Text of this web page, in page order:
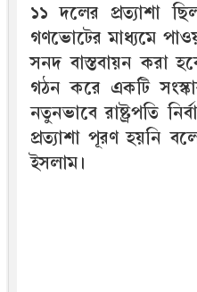
১১ দলের প্রত্যাশা
গণভোটের মাধ্যমে
সনদ বাস্তবায়ন করা
গঠন করে একটি
নতুনভাবে রাষ্ট্রপতি
প্রত্যাশা পূরণ হয়নি
ইসলাম।